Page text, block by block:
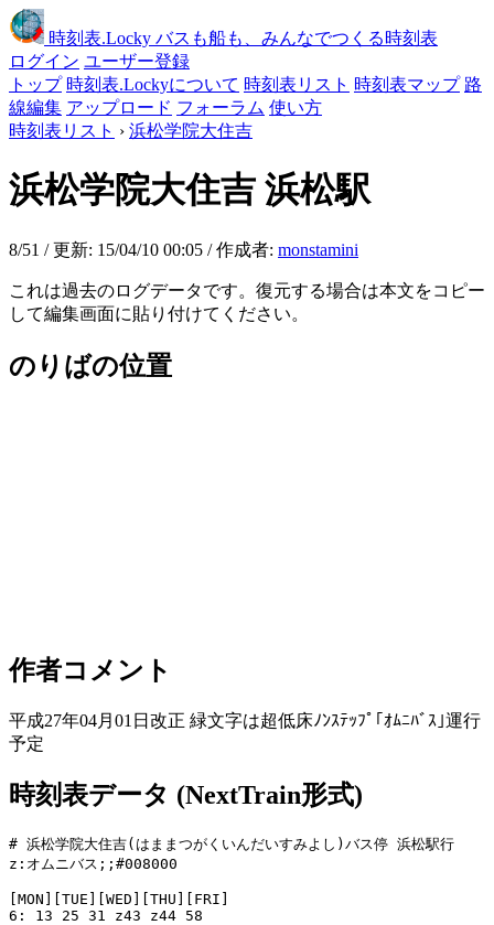
時刻表.Locky バスも船も、みんなでつくる時刻表
ログイン ユーザー登録
トップ 時刻表.Lockyについて 時刻表リスト 時刻表マップ 路
線編集 アップロード フォーラム 使い方
時刻表リスト › 浜松学院大住吉
浜松学院大住吉 浜松駅
8/51 / 更新: 15/04/10 00:05 / 作成者: monstamini
これは過去のログデータです。復元する場合は本文をコピー
して編集画面に貼り付けてください。
のりばの位置
作者コメント
平成27年04月01日改正 緑文字は超低床ﾉﾝｽﾃｯﾌﾟ｢ｵﾑﾆﾊﾞｽ｣運行
予定
時刻表データ (NextTrain形式)
# 浜松学院大住吉(はままつがくいんだいすみよし)バス停 浜松駅行
z:オムニバス;;#008000
[MON][TUE][WED][THU][FRI]
6: 13 25 31 z43 z44 58